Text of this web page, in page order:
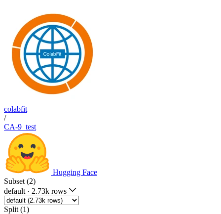
colabfit
/
CA-9_test
Hugging Face
Subset (2)
default · 2.73k rows
Split (1)